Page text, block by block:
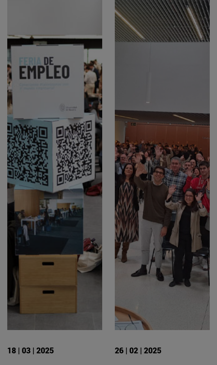
18 | 03 | 2025 26 | 02 | 2025